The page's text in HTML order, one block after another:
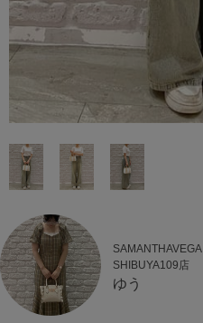
SAMANTHAVEGA
SHIBUYA109店
ゆう